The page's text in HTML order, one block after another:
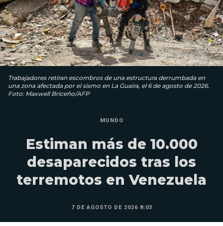
Trabajadores retiran escombros de una estructura derrumbada en
una zona afectada por el sismo en La Guaira, el 6 de agosto de 2026.
Foto: Maxwell Briceño/AFP
MUNDO
Estiman más de 10.000
desaparecidos tras los
terremotos en Venezuela
7 DE AGOSTO DE 2026 8:03